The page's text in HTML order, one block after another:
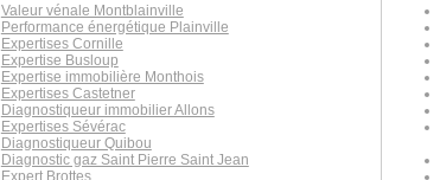
Valeur vénale Montblainville
Performance énergétique Plainville
Expertises Cornille
Expertise Busloup
Expertise immobilière Monthois
Expertises Castetner
Diagnostiqueur immobilier Allons
Expertises Sévérac
Diagnostiqueur Quibou
Diagnostic gaz Saint Pierre Saint Jean
Expert Brottes